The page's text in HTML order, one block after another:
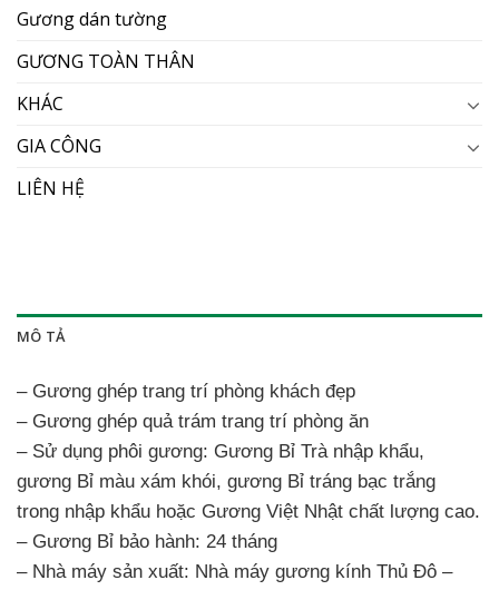
Gương dán tường
GƯƠNG TOÀN THÂN
KHÁC
GIA CÔNG
LIÊN HỆ
MÔ TẢ
– Gương ghép trang trí phòng khách đẹp
– Gương ghép quả trám trang trí phòng ăn
– Sử dụng phôi gương: Gương Bỉ Trà nhập khẩu,
gương Bỉ màu xám khói, gương Bỉ tráng bạc trắng
trong nhập khẩu hoặc Gương Việt Nhật chất lượng cao.
– Gương Bỉ bảo hành: 24 tháng
– Nhà máy sản xuất: Nhà máy gương kính Thủ Đô –